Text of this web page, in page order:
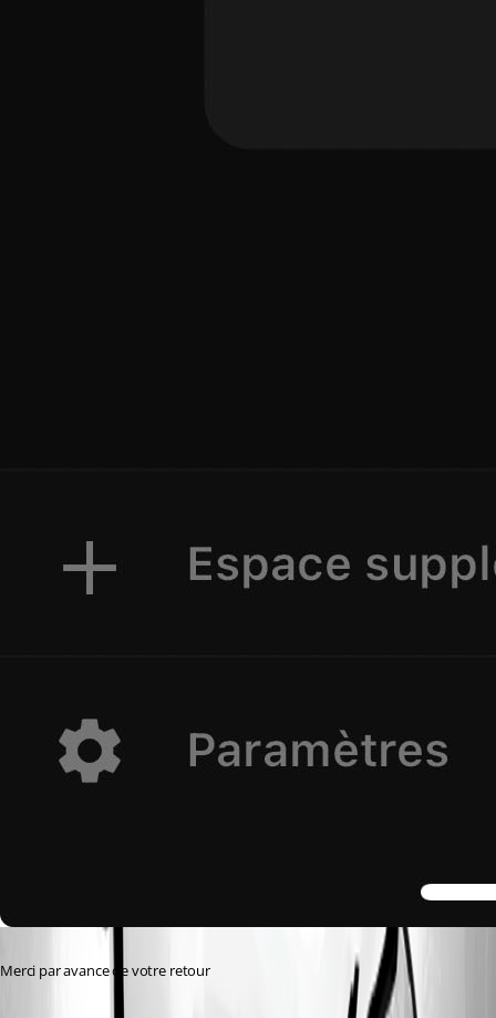
Merci par avance de votre retour